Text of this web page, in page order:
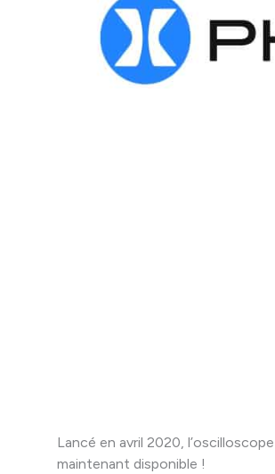
Lancé en avril 2020, l’oscilloscope
maintenant disponible !